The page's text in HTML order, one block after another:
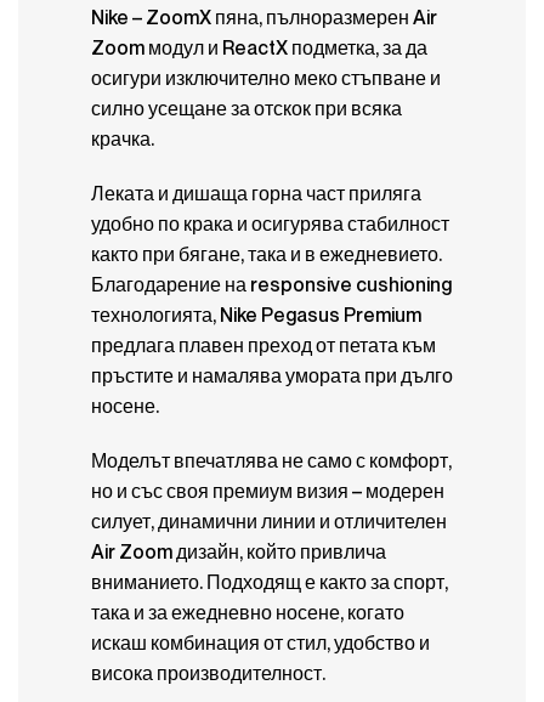
Nike – ZoomX пяна, пълноразмерен Air
Zoom модул и ReactX подметка, за да
осигури изключително меко стъпване и
силно усещане за отскок при всяка
крачка.
Леката и дишаща горна част приляга
удобно по крака и осигурява стабилност
както при бягане, така и в ежедневието.
Благодарение на responsive cushioning
технологията, Nike Pegasus Premium
предлага плавен преход от петата към
пръстите и намалява умората при дълго
носене.
Моделът впечатлява не само с комфорт,
но и със своя премиум визия – модерен
силует, динамични линии и отличителен
Air Zoom дизайн, който привлича
вниманието. Подходящ е както за спорт,
така и за ежедневно носене, когато
искаш комбинация от стил, удобство и
висока производителност.